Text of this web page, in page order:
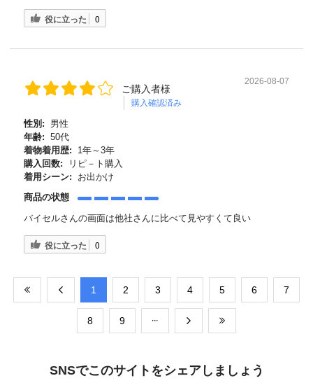
役に立った 0
ご購入者様
購入確認済み
2026-08-07
性別:
男性
年齢: 50代
着物着用歴:
1年～3年
購入回数:
リピ－ト購入
着用シーン:
お出かけ
商品の状態
バイセルさんの画面は他社さんに比べて見やすくて良い
役に立った 0
​1 ​2 ​3 ​4 ​5 ​6 ​7
​8 ​9
SNSでこのサイトをシェアしましょう